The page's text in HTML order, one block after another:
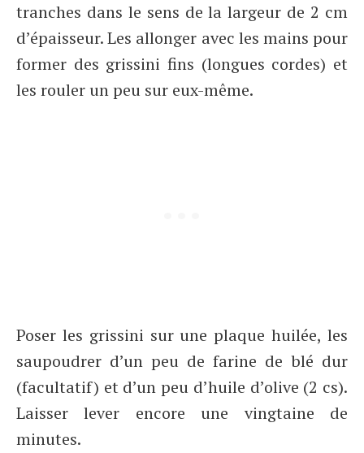
tranches dans le sens de la largeur de 2 cm
d’épaisseur. Les allonger avec les mains pour
former des grissini fins (longues cordes) et
les rouler un peu sur eux-même.
Poser les grissini sur une plaque huilée, les
saupoudrer d’un peu de farine de blé dur
(facultatif) et d’un peu d’huile d’olive (2 cs).
Laisser lever encore une vingtaine de
minutes.